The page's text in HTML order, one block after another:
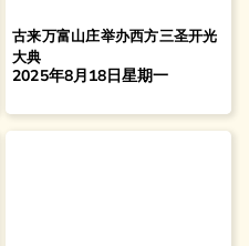
古来万富山庄举办西方三圣开光
大典
2025年8月18日星期一